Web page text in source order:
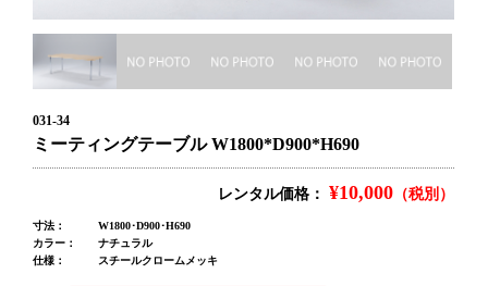
031-34
ミーティングテーブル W1800*D900*H690
レンタル価格： ¥10,000 （税別）
寸法：
W1800･D900･H690
カラー：
ナチュラル
仕様：
スチールクロームメッキ